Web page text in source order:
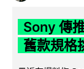
Sony 傳
舊款規格